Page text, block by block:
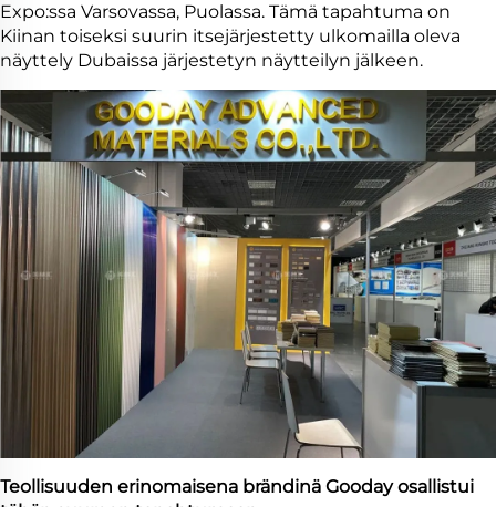
Expo:ssa Varsovassa, Puolassa. Tämä tapahtuma on
Kiinan toiseksi suurin itsejärjestetty ulkomailla oleva
näyttely Dubaissa järjestetyn näytteilyn jälkeen.
Teollisuuden erinomaisena brändinä Gooday osallistui